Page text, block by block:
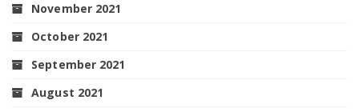
November 2021
October 2021
September 2021
August 2021